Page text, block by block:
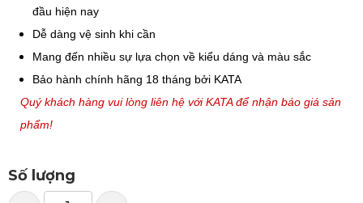
đầu hiện nay
Dễ dàng vệ sinh khi cần
Mang đến nhiều sự lựa chọn về kiểu dáng và màu sắc
Bảo hành chính hãng 18 tháng bởi KATA
Quý khách hàng vui lòng liên hệ với KATA để nhận báo giá sản
phẩm!
Số lượng